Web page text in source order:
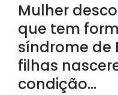
Mulher
que tem
síndrome de
filhas
condição…